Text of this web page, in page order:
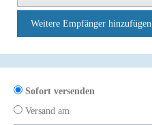
Weitere Empfänger hinzufügen
Sofort versenden
Versand am